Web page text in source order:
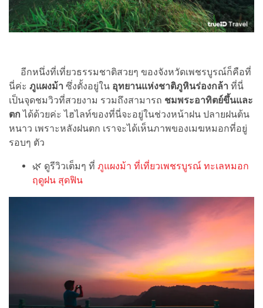
อีกหนึ่งที่เที่ยวธรรมชาติสวยๆ ของจังหวัดเพชรบูรณ์ก็คือที่
นี่ค่ะ ภูแผงม้า ซึ่งตั้งอยู่ใน อุทยานแห่งชาติภูหินร่องกล้า ที่นี่
เป็นจุดชมวิวที่สวยงาม รวมถึงสามารถ ชมพระอาทิตย์ขึ้นและ
ตก ได้ด้วยค่ะ ไฮไลท์ของที่นี่จะอยู่ในช่วงหน้าฝน ปลายฝนต้น
หนาว เพราะหลังฝนตก เราจะได้เห็นภาพของเมฆหมอกที่อยู่
รอบๆ ตัว
🌿 ดูรีวิวเต็มๆ ที่ ภูแผงม้า ที่เที่ยวเพชรบูรณ์ ทะเลหมอก
ฤดูฝน สุดฟิน